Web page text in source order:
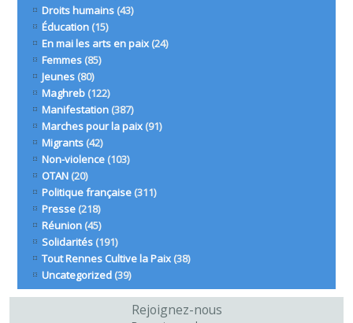
Droits humains (43)
Éducation (15)
En mai les arts en paix (24)
Femmes (85)
Jeunes (80)
Maghreb (122)
Manifestation (387)
Marches pour la paix (91)
Migrants (42)
Non-violence (103)
OTAN (20)
Politique française (311)
Presse (218)
Réunion (45)
Solidarités (191)
Tout Rennes Cultive la Paix (38)
Uncategorized (39)
Rejoignez-nous